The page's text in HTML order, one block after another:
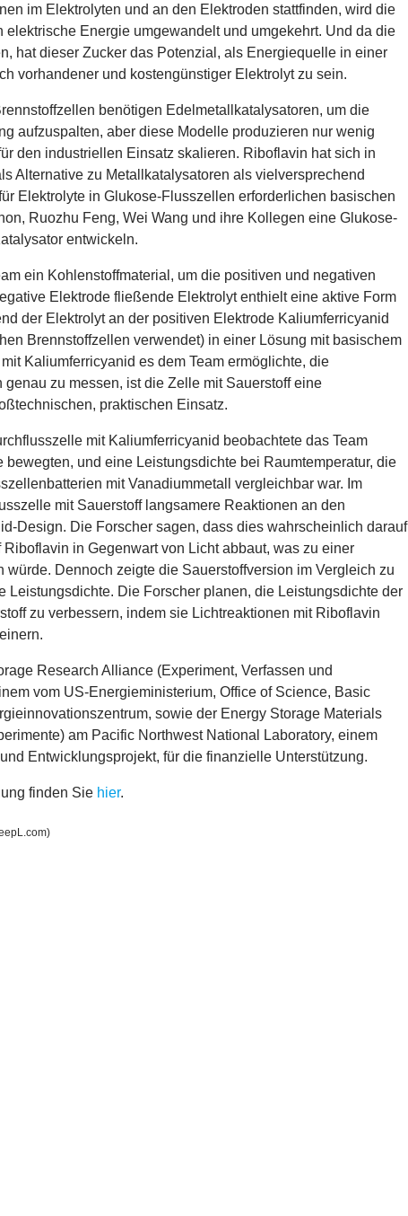
im Elektrolyten und an den Elektroden stattfinden, wird die
Energie umgewandelt und umgekehrt. Und da die
hat dieser Zucker das Potenzial, als Energiequelle in einer
vorhandener und kostengünstiger Elektrolyt zu sein.
benötigen Edelmetallkatalysatoren, um die
aufzuspalten, aber diese Modelle produzieren nur wenig
den industriellen Einsatz skalieren. Riboflavin hat sich in
Alternative zu Metallkatalysatoren als vielversprechend
Elektrolyte in Glukose-Flusszellen erforderlichen basischen
Ruozhu Feng, Wei Wang und ihre Kollegen eine Glukose-
entwickeln.
ein Kohlenstoffmaterial, um die positiven und negativen
Elektrode fließende Elektrolyt enthielt eine aktive Form
der Elektrolyt an der positiven Elektrode Kaliumferricyanid
Brennstoffzellen verwendet) in einer Lösung mit basischem
Kaliumferricyanid es dem Team ermöglichte, die
zu messen, ist die Zelle mit Sauerstoff eine
praktischen Einsatz.
mit Kaliumferricyanid beobachtete das Team
und eine Leistungsdichte bei Raumtemperatur, die
mit Vanadiummetall vergleichbar war. Im
mit Sauerstoff langsamere Reaktionen an den
Design. Die Forscher sagen, dass dies wahrscheinlich darauf
in Gegenwart von Licht abbaut, was zu einer
würde. Dennoch zeigte die Sauerstoffversion im Vergleich zu
Leistungsdichte. Die Forscher planen, die Leistungsdichte der
zu verbessern, indem sie Lichtreaktionen mit Riboflavin
Research Alliance (Experiment, Verfassen und
vom US-Energieministerium, Office of Science, Basic
sowie der Energy Storage Materials
am Pacific Northwest National Laboratory, einem
Entwicklungsprojekt, für die finanzielle Unterstützung.
finden Sie hier.